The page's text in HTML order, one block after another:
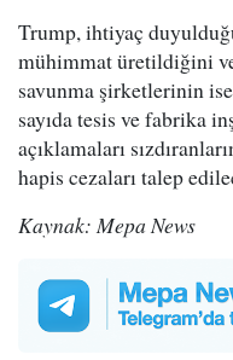
Trump, ihtiyaç
mühimmat üretildiğini
savunma şirketlerinin
sayıda tesis ve fabrika
açıklamaları
hapis cezaları talep
Kaynak: Mepa News